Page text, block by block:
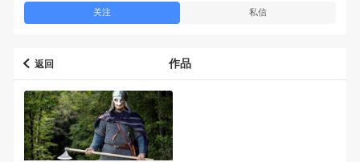
返回 作品
关注 私信